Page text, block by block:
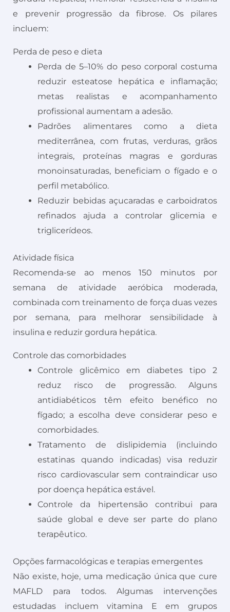
e prevenir progressão da fibrose. Os pilares
incluem:
Perda de peso e dieta
Perda de 5–10% do peso corporal costuma
reduzir esteatose hepática e inflamação;
metas realistas e acompanhamento
profissional aumentam a adesão.
Padrões alimentares como a dieta
mediterrânea, com frutas, verduras, grãos
integrais, proteínas magras e gorduras
monoinsaturadas, beneficiam o fígado e o
perfil metabólico.
Reduzir bebidas açucaradas e carboidratos
refinados ajuda a controlar glicemia e
triglicerídeos.
Atividade física
Recomenda-se ao menos 150 minutos por
semana de atividade aeróbica moderada,
combinada com treinamento de força duas vezes
por semana, para melhorar sensibilidade à
insulina e reduzir gordura hepática.
Controle das comorbidades
Controle glicêmico em diabetes tipo 2
reduz risco de progressão. Alguns
antidiabéticos têm efeito benéfico no
fígado; a escolha deve considerar peso e
comorbidades.
Tratamento de dislipidemia (incluindo
estatinas quando indicadas) visa reduzir
risco cardiovascular sem contraindicar uso
por doença hepática estável.
Controle da hipertensão contribui para
saúde global e deve ser parte do plano
terapêutico.
Opções farmacológicas e terapias emergentes
Não existe, hoje, uma medicação única que cure
MAFLD para todos. Algumas intervenções
estudadas incluem vitamina E em grupos